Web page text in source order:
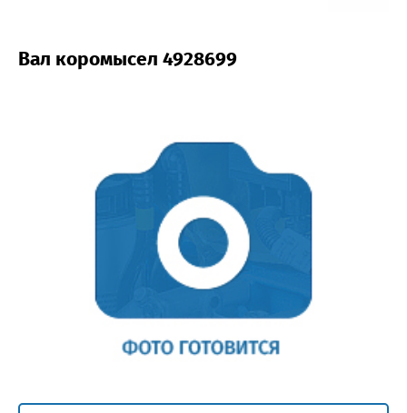
Вал коромысел 4928699